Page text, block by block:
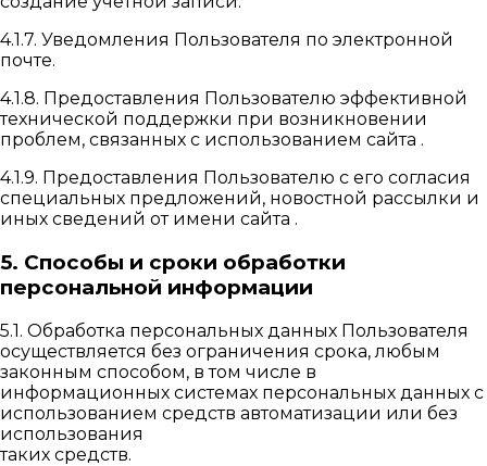
4.1.7. Уведомления Пользователя по электронной
почте.
4.1.8. Предоставления Пользователю эффективной
технической поддержки при возникновении
проблем, связанных с использованием сайта .
4.1.9. Предоставления Пользователю с его согласия
специальных предложений, новостной рассылки и
иных сведений от имени сайта .
5. Способы и сроки обработки
персональной информации
5.1. Обработка персональных данных Пользователя
осуществляется без ограничения срока, любым
законным способом, в том числе в
информационных системах персональных данных с
использованием средств автоматизации или без
использования
таких средств.